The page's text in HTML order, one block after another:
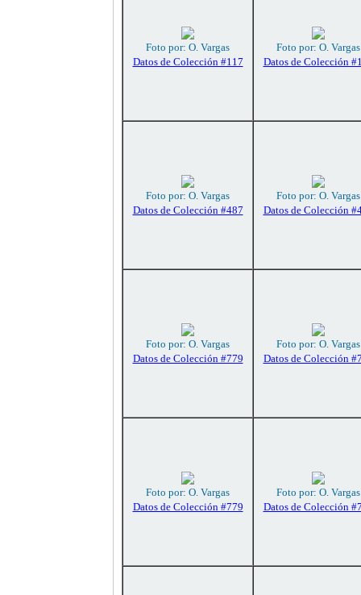
Foto por: O. Vargas
Datos de Colección #117
Foto por: O. Vargas
Datos de Colección
Foto por: O. Vargas
Datos de Colección #487
Foto por: O. Vargas
Datos de Colección
Foto por: O. Vargas
Datos de Colección #779
Foto por: O. Vargas
Datos de Colección
Foto por: O. Vargas
Datos de Colección #779
Foto por: O. Vargas
Datos de Colección